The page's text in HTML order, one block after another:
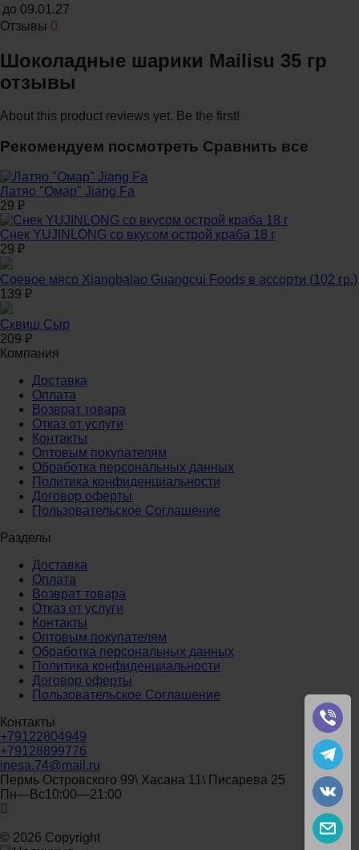
до 09.01.27
Отзывы 0
Шоколадные шарики Mailisu 35 гр
отзывы
About this product reviews yet. Be the first!
Рекомендуем посмотреть Сравнить все
Латяо "Омар" Jiang Fa
29 ₽
Снек YUJINLONG со вкусом острой краба 18 г
29 ₽
Соевое мясо Xiangbalao Guangcui Foods в ассорти (102 гр.)
139 ₽
Сквиш Сыр
209 ₽
Компания
Доставка
Оплата
Возврат товара
Отказ от услуги
Контакты
Оптовым покупателям
Обработка персональных данных
Политика конфиденциальности
Договор оферты
Пользовательское Соглашение
Разделы
Доставка
Оплата
Возврат товара
Отказ от услуги
Контакты
Оптовым покупателям
Обработка персональных данных
Политика конфиденциальности
Договор оферты
Пользовательское Соглашение
Контакты
+79122804949
+79128899776
inesa.74@mail.ru
Пермь Островского 99\ Хасана 11\ Писарева 25
Пн—Вс10:00—21:00
© 2026 Copyright